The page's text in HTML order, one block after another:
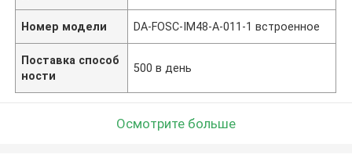
Номер модели DA-FOSC-IM48-A-011-1 встроенное
Поставка способ
ности
500 в день
Осмотрите больше